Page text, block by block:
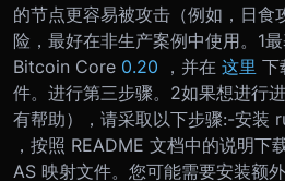
的节点更容易被攻击（例如，日食
险，最好在非生产案例中使用。 1
Bitcoin Core 0.20 ，并在 这里 下
件。进行第三步骤。 2如果想进行
有帮助），请采取以下步骤:-安装
，按照 README 文档中的说明下
AS 映射文件。您可能需要安装额